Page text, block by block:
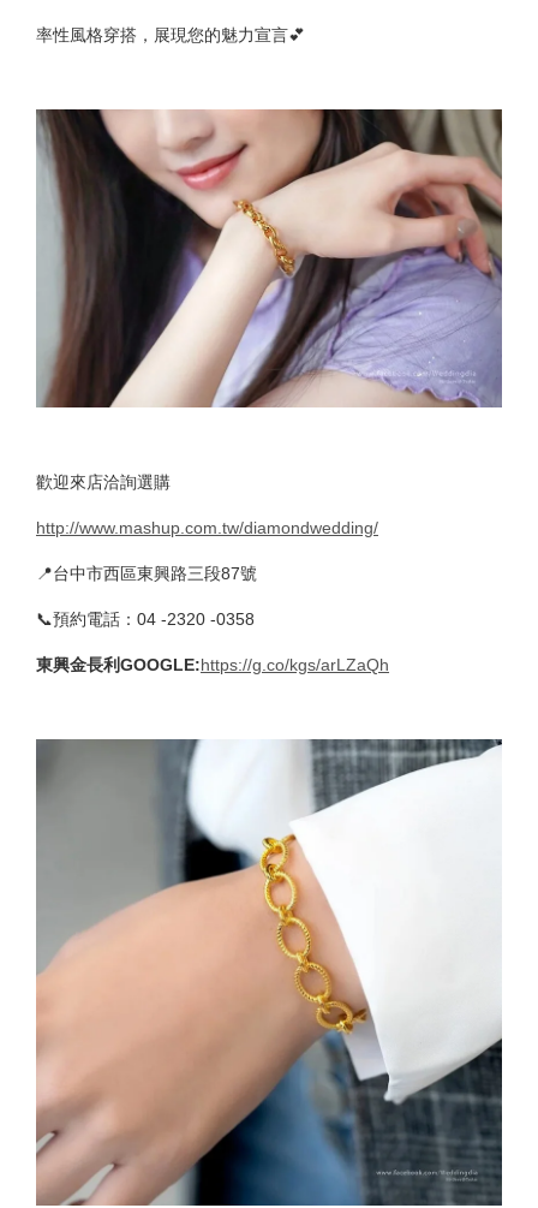
率性風格穿搭，展現您的魅力宣言💕
歡迎來店洽詢選購
http://www.mashup.com.tw/diamondwedding/
📍台中市西區東興路三段87號
📞預約電話：04 -2320 -0358
東興金長利GOOGLE:https://g.co/kgs/arLZaQh